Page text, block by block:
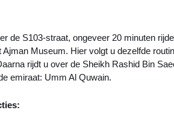
de S103-straat, ongeveer 20 minuten
Ajman Museum. Hier volgt u dezelfde
rijdt u over de Sheikh Rashid Bin
emiraat: Umm Al Quwain.